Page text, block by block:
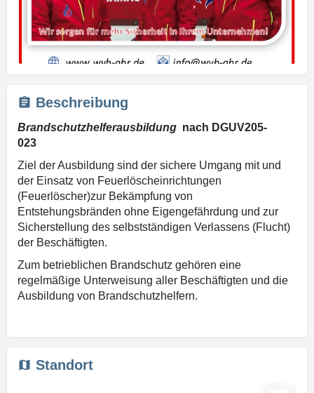
Beschreibung
Brandschutzhelferausbildung nach DGUV205-
023
Ziel der Ausbildung sind der sichere Umgang mit und
der Einsatz von Feuerlöscheinrichtungen
(Feuerlöscher)zur Bekämpfung von
Entstehungsbränden ohne Eigengefährdung und zur
Sicherstellung des selbstständigen Verlassens (Flucht)
der Beschäftigten.
Zum betrieblichen Brandschutz gehören eine
regelmäßige Unterweisung aller Beschäftigten und die
Ausbildung von Brandschutzhelfern.
Standort